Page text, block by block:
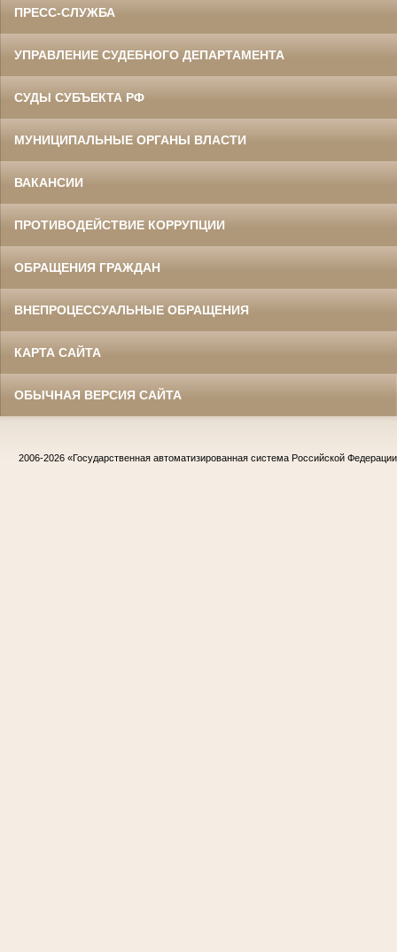
ПРЕСС-СЛУЖБА
УПРАВЛЕНИЕ СУДЕБНОГО ДЕПАРТАМЕНТА
СУДЫ СУБЪЕКТА РФ
МУНИЦИПАЛЬНЫЕ ОРГАНЫ ВЛАСТИ
ВАКАНСИИ
ПРОТИВОДЕЙСТВИЕ КОРРУПЦИИ
ОБРАЩЕНИЯ ГРАЖДАН
ВНЕПРОЦЕССУАЛЬНЫЕ ОБРАЩЕНИЯ
КАРТА САЙТА
ОБЫЧНАЯ ВЕРСИЯ САЙТА
2006-2026 «Государственная автоматизированная система Российской